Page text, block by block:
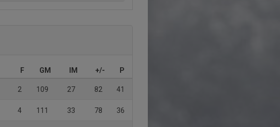
F GM IM +/- P
2 109 27 82 41
4 111 33 78 36